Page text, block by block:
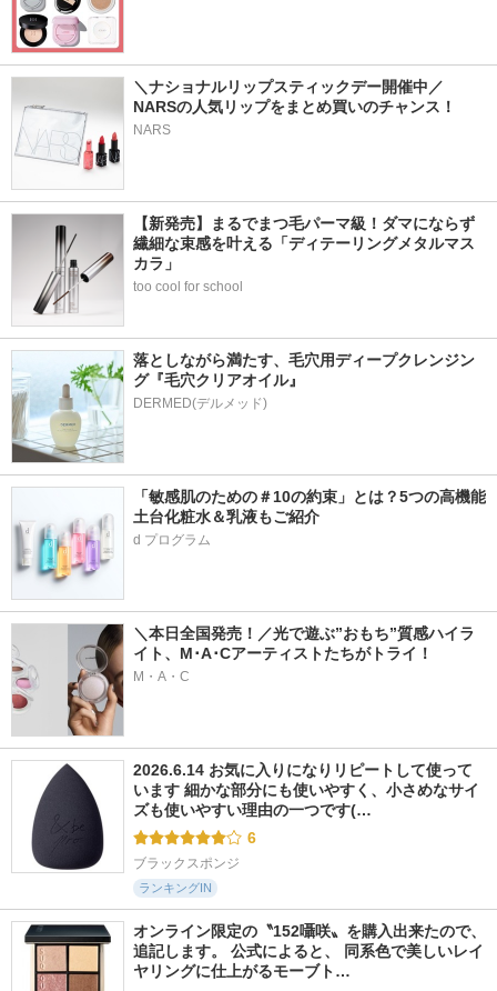
＼ナショナルリップスティックデー開催中／
NARSの人気リップをまとめ買いのチャンス！
NARS
【新発売】まるでまつ毛パーマ級！ダマにならず
繊細な束感を叶える「ディテーリングメタルマス
カラ」
too cool for school
落としながら満たす、毛穴用ディープクレンジン
グ『毛穴クリアオイル』
「敏感肌のための＃10の約束」とは？5つの高機能
土台化粧水＆乳液もご紹介
d プログラム
＼本日全国発売！／光で遊ぶ”おもち”質感ハイラ
イト、M･A･Cアーティストたちがトライ！
M・A・C
2026.6.14 お気に入りになりリピートして使って
います 細かな部分にも使いやすく、小さめなサイ
ズも使いやすい理由の一つです(…
6
ブラックスポンジ
ランキングIN
オンライン限定の〝152囁咲〟を購入出来たので、
追記します。 公式によると、 同系色で美しいレイ
ヤリングに仕上がるモーブト…